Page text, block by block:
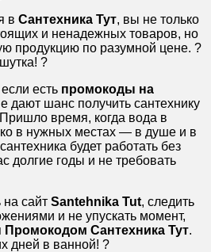
в Сантехника Тут, вы не только
и ненадежных товаров, но
продукцию по разумной цене. ?
?
есть промокоды на
дают шанс получить сантехнику
время, когда вода в
в нужных местах — в душе и в
будет работать без
долгие годы и не требовать
на сайт Santehnika Tut, следить
и не упускать момент,
Промокодом Сантехника Тут.
дней в ванной! ?